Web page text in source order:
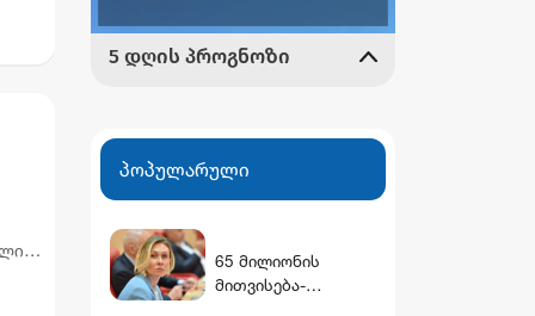
პოპულარული
65 მილიონის
მითვისება-